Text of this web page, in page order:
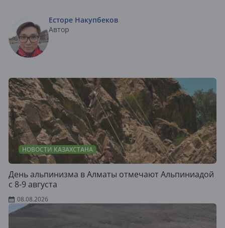
Есторе Накупбеков
Автор
НОВОСТИ КАЗАХСТАНА
День альпинизма в Алматы отмечают Альпиниадой
с 8-9 августа
08.08.2026